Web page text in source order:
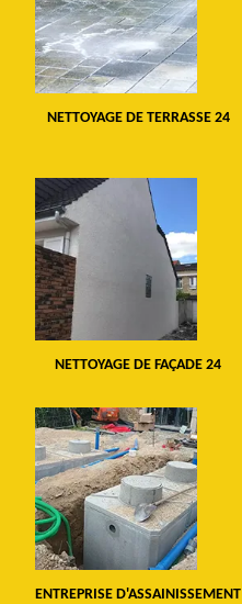
NETTOYAGE DE TERRASSE 24
NETTOYAGE DE FAÇADE 24
ENTREPRISE D'ASSAINISSEMENT